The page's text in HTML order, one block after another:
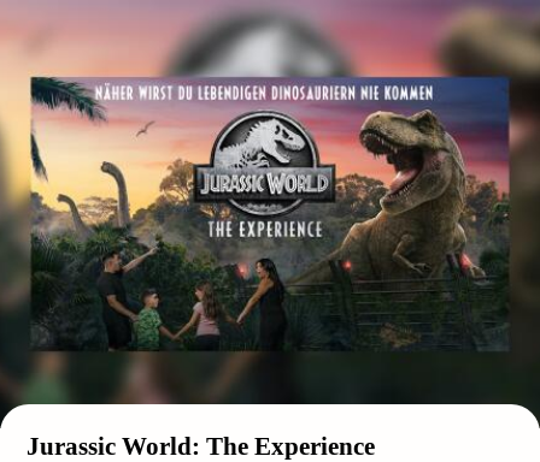
Jurassic World: The Experience